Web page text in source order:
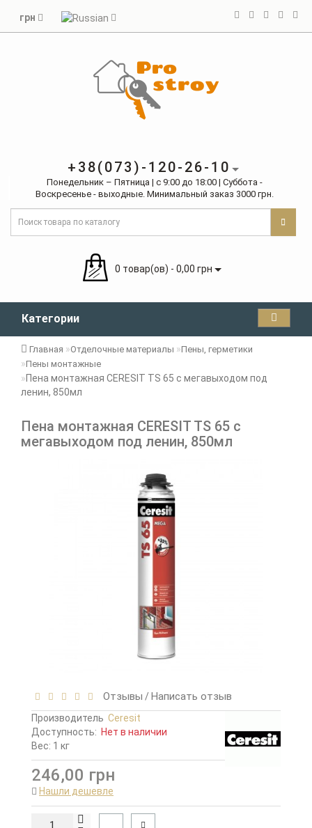
грн
+38(073)-120-26-10
Понедельник – Пятница | с 9:00 до 18:00 | Суббота -
Воскресенье - выходные. Минимальный заказ 3000 грн.
0 товар(ов) - 0,00 грн
Категории
Главная Отделочные материалы
Пены, герметики
Пены монтажные
Пена монтажная CERESIT TS 65 с мегавыходом под
ленин, 850мл
Пена монтажная CERESIT TS 65 с
мегавыходом под ленин, 850мл
Отзывы /Написать отзыв
Производитель Ceresit
Доступность: Нет в наличии
Вес: 1 кг
246,00 грн
Нашли дешевле